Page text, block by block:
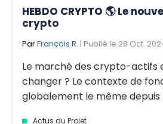
HEBDO CRYPTO 🌎 Le
crypto
ParFrançois R. | Publié le 28 Oct.
Le marché des crypto-actifs
changer ? Le contexte de
globalement le même depuis
Actus du Projet